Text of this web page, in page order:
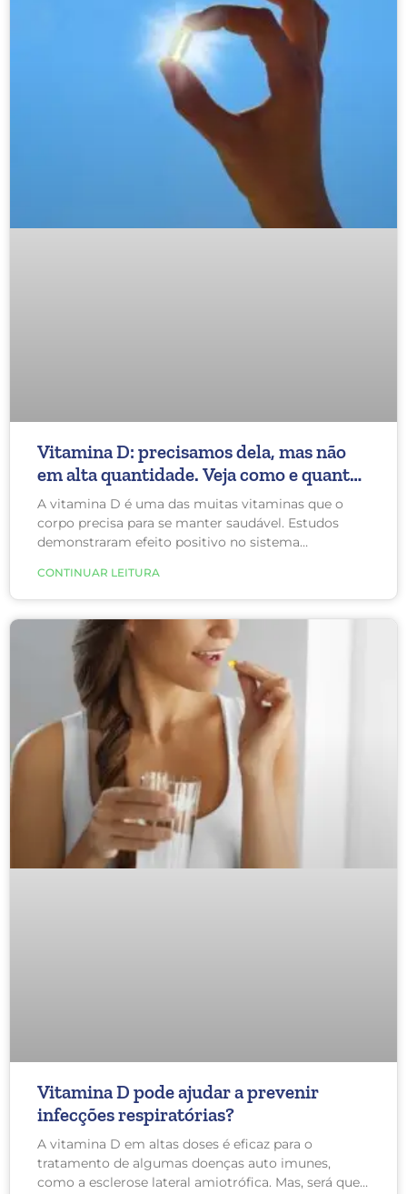
Vitamina D: precisamos dela, mas não
em alta quantidade. Veja como e quanto
você precisa.
A vitamina D é uma das muitas vitaminas que o
corpo precisa para se manter saudável. Estudos
demonstraram efeito positivo no sistema
alguns tipos de câncer. A vitamina D em altas dose
é eficaz para o tratamento de algumas doenças
autoimunes, como a esclerose lateral amiotrófica,
mas não há evidência ainda que melhore a
inflamação do Lipedema.
CONTINUAR LEITURA
Vitamina D pode ajudar a prevenir
infecções respiratórias?
A vitamina D em altas doses é eficaz para o
tratamento de algumas doenças auto imunes,
como a esclerose lateral amiotrófica. Mas, será que